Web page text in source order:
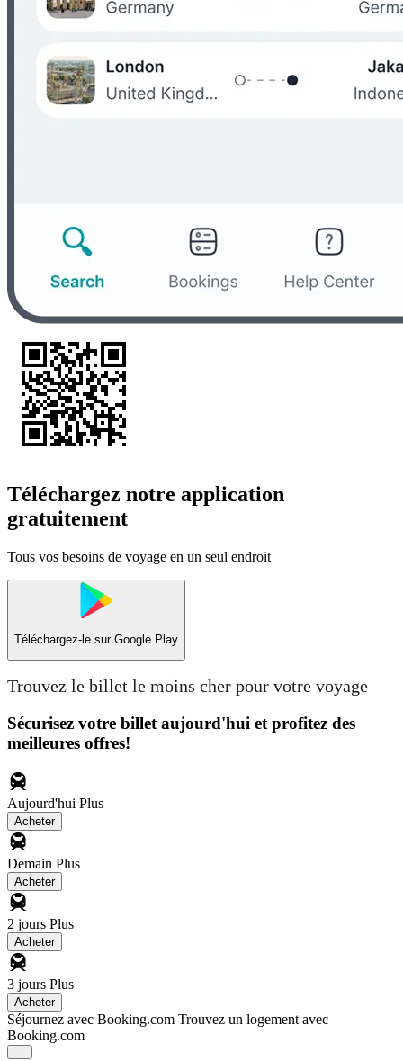
Téléchargez notre application
gratuitement
Tous vos besoins de voyage en un seul endroit
Téléchargez-le sur Google Play
Trouvez le billet le moins cher pour votre voyage
Sécurisez votre billet aujourd'hui et profitez des
meilleures offres!
Aujourd'hui Plus
Acheter
Demain Plus
Acheter
2 jours Plus
Acheter
3 jours Plus
Acheter
Séjournez avec Booking.com Trouvez un logement avec
Booking.com